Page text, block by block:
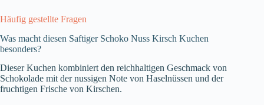
Häufig gestellte Fragen
Was macht diesen Saftiger Schoko Nuss Kirsch Kuchen
besonders?
Dieser Kuchen kombiniert den reichhaltigen Geschmack von
Schokolade mit der nussigen Note von Haselnüssen und der
fruchtigen Frische von Kirschen.